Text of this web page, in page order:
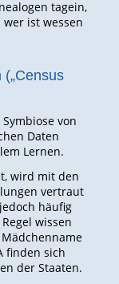
tagein,
ist wessen
von
Daten
Lernen.
wird mit den
vertraut
häufig
wissen
finden sich
der Staaten.